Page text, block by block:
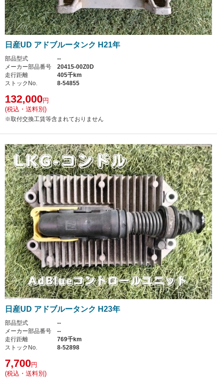
日産UD アドブルータンク H21年
部品型式
--
メーカー部品番号
20415-00Z0D
走行距離
405千km
ストックNo.
8-54855
132,000円
(税込・送料別)
※取付交換工賃等含まれておりません
日産UD アドブルータンク H23年
部品型式
--
メーカー部品番号
--
走行距離
769千km
ストックNo.
8-52898
7,700円
(税込・送料別)